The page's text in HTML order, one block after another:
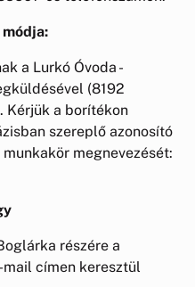
a Lurkó Óvoda -
(8192
Kérjük a borítékon
szereplő azonosító
megnevezését:
részére a
címen keresztül